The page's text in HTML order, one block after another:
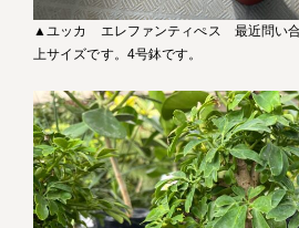
▲ユッカ エレファンティぺス 最近問い合
上サイズです。4号鉢です。